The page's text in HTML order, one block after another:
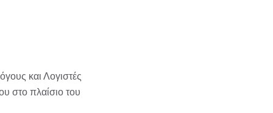
και Λογιστές
στο πλαίσιο του